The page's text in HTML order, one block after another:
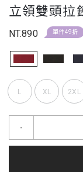
立領雙頭拉
NT.890 單件49折
L XL 2XL
-